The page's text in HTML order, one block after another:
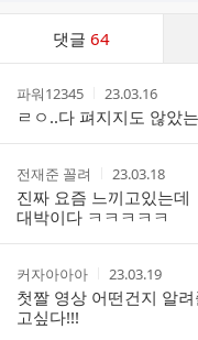
댓글64
스
작
성
자
파워12345
작
성
시
간
23.03.16
ㄹㅇ..다 펴지지도 않았
작
성
자
전재준 꼴려
작
성
시
간
23.03.18
진짜 요즘 느끼고있는데
대박이다 ㅋㅋㅋㅋㅋ
작
성
자
커자아아아
작
성
시
23.03.19
첫짤 영상 어떤건지 알
고싶다!!!